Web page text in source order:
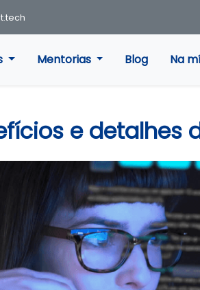
Mentorias Blog Na
e detalhes